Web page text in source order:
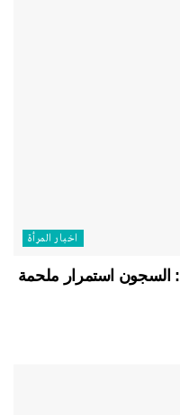
اخبار المرأة
التقرير الشهري – مايو / أيار 2026: السجون استمرار ملحمة